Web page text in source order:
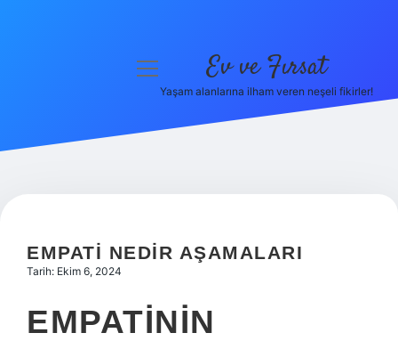
Hakkımızda
menüyü
Ev ve Fırsat
Yaşam alanlarına ilham veren neşeli fikirler!
EMPATI NEDIR AŞAMALARI
Tarih: Ekim 6, 2024
EMPATININ